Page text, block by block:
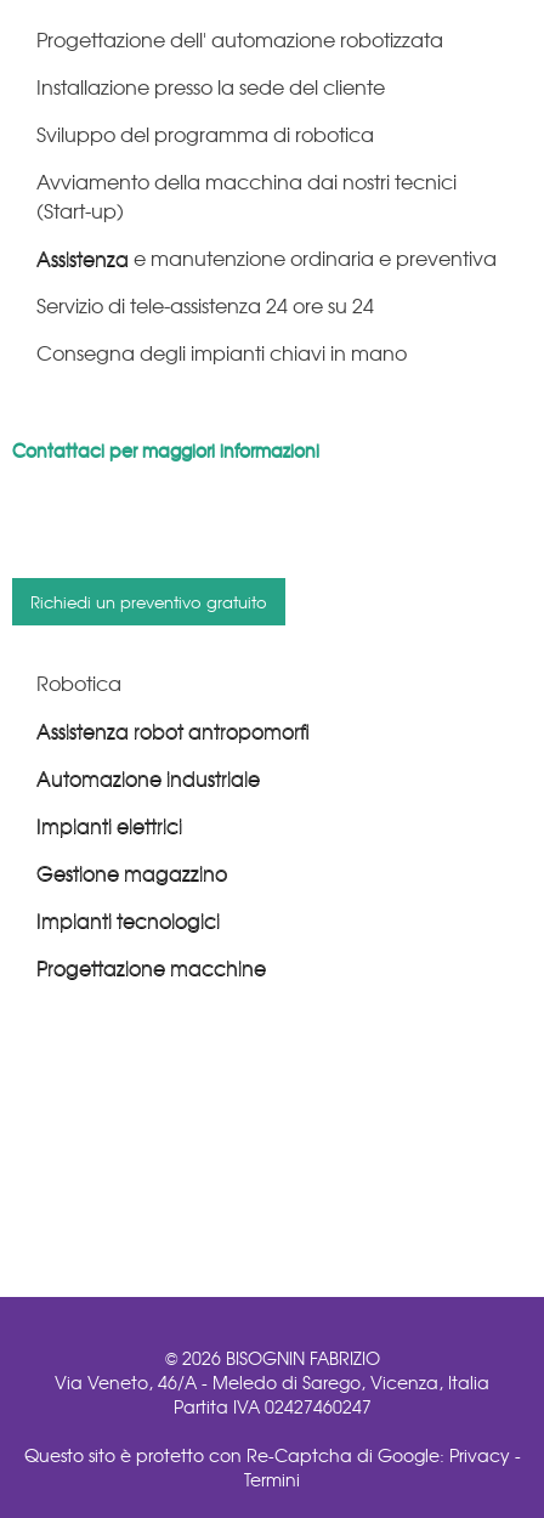
Progettazione dell' automazione robotizzata
Installazione presso la sede del cliente
Sviluppo del programma di robotica
Avviamento della macchina dai nostri tecnici
(Start-up)
Assistenza e manutenzione ordinaria e preventiva
Servizio di tele-assistenza 24 ore su 24
Consegna degli impianti chiavi in mano
Contattaci per maggiori informazioni
Robotica
Assistenza robot antropomorfi
Automazione industriale
Impianti elettrici
Gestione magazzino
Impianti tecnologici
Progettazione macchine
© 2026 BISOGNIN FABRIZIO
Via Veneto, 46/A - Meledo di Sarego, Vicenza, Italia
Partita IVA 02427460247
Questo sito è protetto con Re-Captcha di Google: Privacy-
Termini